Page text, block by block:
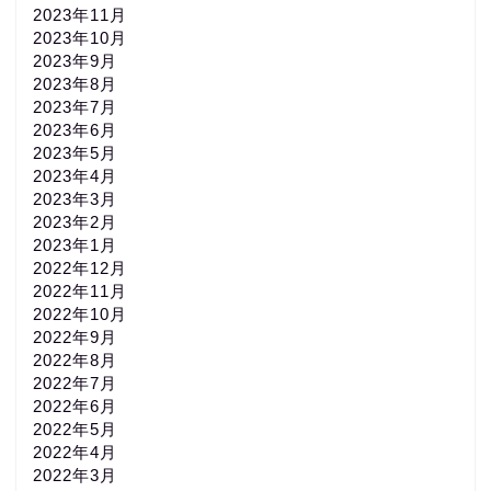
2023年11月
2023年10月
2023年9月
2023年8月
2023年7月
2023年6月
2023年5月
2023年4月
2023年3月
2023年2月
2023年1月
2022年12月
2022年11月
2022年10月
2022年9月
2022年8月
2022年7月
2022年6月
2022年5月
2022年4月
2022年3月